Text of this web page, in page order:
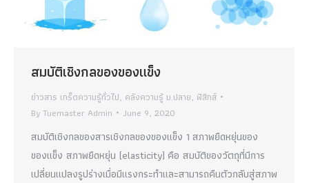
สมบัติเชิงกลของของแข็ง
ข่าวสาร เกร็ดความรู้ทั่วไป, คลังความรู้ ม.ปลาย, ฟิสิกส์
ByTuemaster Admin June 9, 2020
สมบัติเชิงกลของสารเชิงกลของของแข็ง 1 สภาพยืดหยุ่นของ
ของแข็ง สภาพยืดหยุ่น (elasticity) คือ สมบัติของวัตถุที่มีการ
เปลี่ยนแปลงรูปร่างเมื่อมีแรงกระทำและสามารถคืนตัวกลับสู่สภาพ